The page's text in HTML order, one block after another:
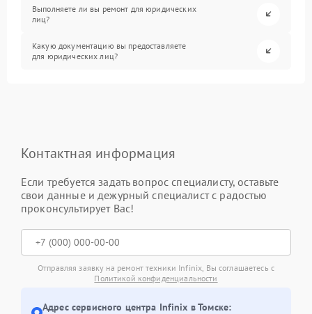
Выполняете ли вы ремонт для юридических
лиц?
Какую документацию вы предоставляете
для юридических лиц?
Контактная информация
Если требуется задать вопрос специалисту, оставьте
свои данные и дежурный специалист с радостью
проконсультирует Вас!
Отправляя заявку на ремонт техники Infinix, Вы соглашаетесь с
Политикой конфиденциальности
Адрес сервисного центра Infinix в Томске: